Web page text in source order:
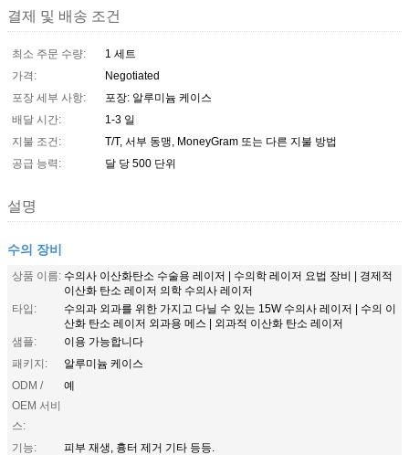
결제 및 배송 조건
최소 주문 수량:
1 세트
가격:
Negotiated
포장 세부 사항:
포장: 알루미늄 케이스
배달 시간:
1-3 일
지불 조건:
T/T, 서부 동맹, MoneyGram 또는 다른 지불 방법
공급 능력:
달 당 500 단위
설명
수의 장비
상품 이름: 수의사 이산화탄소 수술용 레이저 | 수의학 레이저 요법 장비 | 경제적
이산화 탄소 레이저 의학 수의사 레이저
타입:
수의과 외과를 위한 가지고 다닐 수 있는 15W 수의사 레이저 | 수의 이
산화 탄소 레이저 외과용 메스 | 외과적 이산화 탄소 레이저
샘플:
이용 가능합니다
패키지:
알루미늄 케이스
ODM /
OEM 서비
스:
예
기능:
피부 재생, 흉터 제거 기타 등등.